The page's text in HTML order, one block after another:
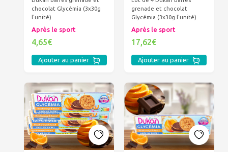
chocolat Glycémia (3x30g
l'unité)
Après le sport
4,65€
Ajouter au panier
grenade et chocolat
Glycémia (3x30g l'unité)
Après le sport
17,62€
Ajouter au panier